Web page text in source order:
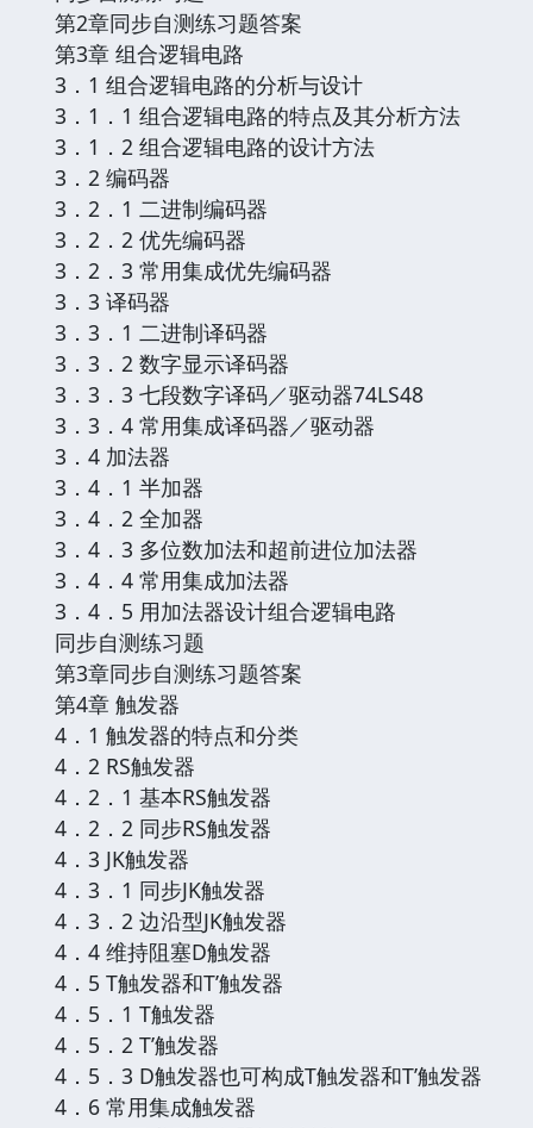
第2章同步自测练习题答案
第3章 组合逻辑电路
3．1 组合逻辑电路的分析与设计
3．1．1 组合逻辑电路的特点及其分析方法
3．1．2 组合逻辑电路的设计方法
3．2 编码器
3．2．1 二进制编码器
3．2．2 优先编码器
3．2．3 常用集成优先编码器
3．3 译码器
3．3．1 二进制译码器
3．3．2 数字显示译码器
3．3．3 七段数字译码／驱动器74LS48
3．3．4 常用集成译码器／驱动器
3．4 加法器
3．4．1 半加器
3．4．2 全加器
3．4．3 多位数加法和超前进位加法器
3．4．4 常用集成加法器
3．4．5 用加法器设计组合逻辑电路
同步自测练习题
第3章同步自测练习题答案
第4章 触发器
4．1 触发器的特点和分类
4．2 RS触发器
4．2．1 基本RS触发器
4．2．2 同步RS触发器
4．3 JK触发器
4．3．1 同步JK触发器
4．3．2 边沿型JK触发器
4．4 维持阻塞D触发器
4．5 T触发器和T’触发器
4．5．1 T触发器
4．5．2 T’触发器
4．5．3 D触发器也可构成T触发器和T’触发器
4．6 常用集成触发器